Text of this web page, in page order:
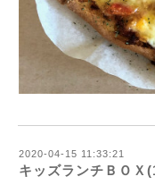
2020-04-15 11:33:21
キッズランチＢＯＸ